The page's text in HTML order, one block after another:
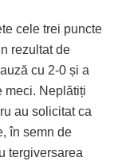
cele trei puncte
rezultat de
cu 2-0 și a
meci. Neplătiți
au solicitat ca
în semn de
tergiversarea